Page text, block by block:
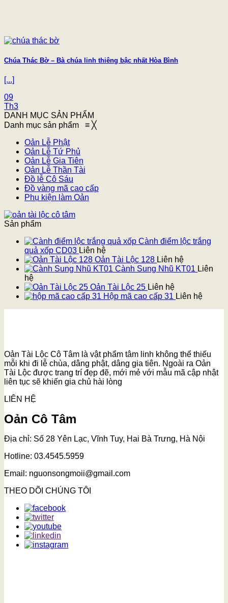
Chúa Thác Bờ – Bà chúa linh thiêng bậc nhất Hòa Bình
[...]
09
Th3
DANH MỤC SẢN PHẨM
Danh mục sản phẩm ≡ ╳
Oản Lễ Phật
Oản Lễ Tứ Phủ
Oản Lễ Gia Tiên
Oản Lễ Thần Tài
Đồ lễ Cô Sáu
Đồ vàng mã cao cấp
Phụ kiện làm Oản
Sản phẩm
Cành điểm lộc trắng
quả xốp CD03 Liên hệ
Oản Tài Lộc 128 Liên hệ
Cành Sung Nhũ KT01 Liên
hệ
Oản Tài Lộc 25 Liên hệ
Hộp mã cao cấp 31 Liên hệ
Oản Tài Lộc Cô Tâm là vật phẩm tâm linh không thể thiếu
mỗi khi đi lễ chùa, dâng phật, dâng gia tiên. Ngoài ra Oản
Tài Lộc được trang trí đẹp đẽ, mới mẻ với mẫu mã cập nhật
liên tục sẽ khiến gia chủ hài lòng
LIÊN HỆ
Oản Cô Tâm
Địa chỉ: Số 28 Yên Lạc, Vĩnh Tuy, Hai Bà Trưng, Hà Nội
Hotline: 03.4545.5959
Email: nguonsongmoii@gmail.com
THEO DÕI CHÚNG TÔI